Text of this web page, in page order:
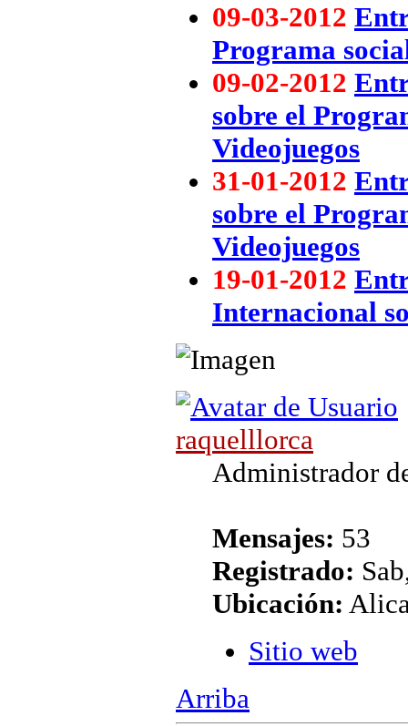
09-03-2012
Programa
09-02-2012
sobre el
Videojuegos
31-01-2012
sobre el
Videojuegos
19-01-2012
Internacional
raquelllorca
Administrador
Mensajes: 53
Registrado:
Ubicación:
Sitio web
Arriba